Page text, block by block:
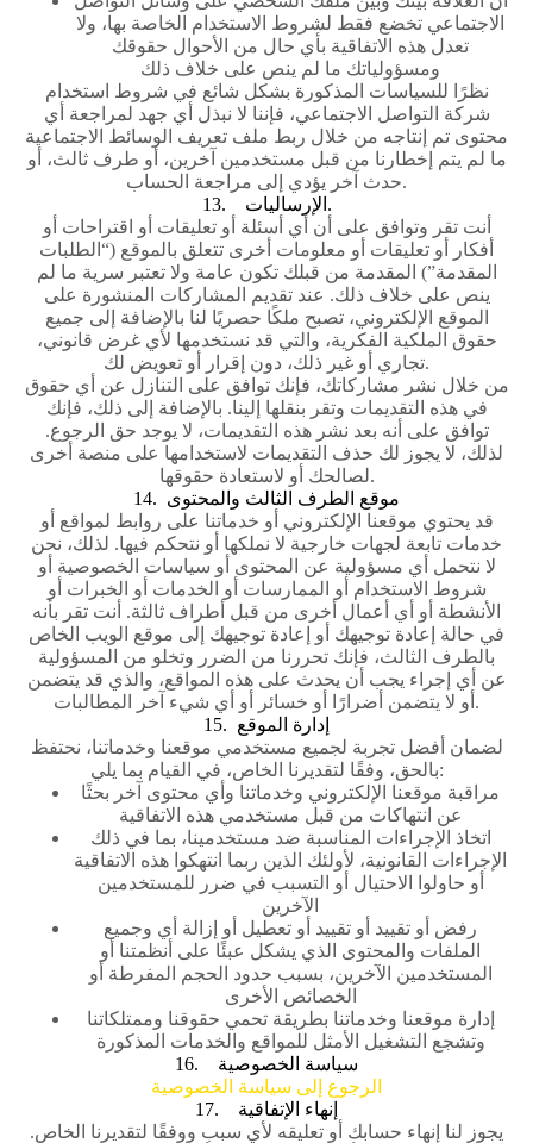
الاجتماعي تخضع فقط لشروط الاستخدام الخاصة بها، ولا
تعدل هذه الاتفاقية بأي حال من الأحوال حقوقك
ومسؤولياتك ما لم ينص على خلاف ذلك
نظرًا للسياسات المذكورة بشكل شائع في شروط استخدام
شركة التواصل الاجتماعي، فإننا لا نبذل أي جهد لمراجعة أي
محتوى تم إنتاجه من خلال ربط ملف تعريف الوسائط الاجتماعية
ما لم يتم إخطارنا من قبل مستخدمين آخرين، أو طرف ثالث، أو
حدث آخر يؤدي إلى مراجعة الحساب.
13. الإرساليات.
أنت تقر وتوافق على أن أي أسئلة أو تعليقات أو اقتراحات أو
أفكار أو تعليقات أو معلومات أخرى تتعلق بالموقع (“الطلبات
المقدمة”) المقدمة من قبلك تكون عامة ولا تعتبر سرية ما لم
ينص على خلاف ذلك. عند تقديم المشاركات المنشورة على
الموقع الإلكتروني، تصبح ملكًا حصريًا لنا بالإضافة إلى جميع
حقوق الملكية الفكرية، والتي قد نستخدمها لأي غرض قانوني،
تجاري أو غير ذلك، دون إقرار أو تعويض لك.
من خلال نشر مشاركاتك، فإنك توافق على التنازل عن أي حقوق
في هذه التقديمات وتقر بنقلها إلينا. بالإضافة إلى ذلك، فإنك
توافق على أنه بعد نشر هذه التقديمات، لا يوجد حق الرجوع.
لذلك، لا يجوز لك حذف التقديمات لاستخدامها على منصة أخرى
لصالحك أو لاستعادة حقوقها.
14. موقع الطرف الثالث والمحتوى
قد يحتوي موقعنا الإلكتروني أو خدماتنا على روابط لمواقع أو
خدمات تابعة لجهات خارجية لا نملكها أو نتحكم فيها. لذلك، نحن
لا نتحمل أي مسؤولية عن المحتوى أو سياسات الخصوصية أو
شروط الاستخدام أو الممارسات أو الخدمات أو الخبرات أو
الأنشطة أو أي أعمال أخرى من قبل أطراف ثالثة. أنت تقر بأنه
في حالة إعادة توجيهك أو إعادة توجيهك إلى موقع الويب الخاص
بالطرف الثالث، فإنك تحررنا من الضرر وتخلو من المسؤولية
عن أي إجراء يجب أن يحدث على هذه المواقع، والذي قد يتضمن
أو لا يتضمن أضرارًا أو خسائر أو أي شيء آخر المطالبات.
15. إدارة الموقع
لضمان أفضل تجربة لجميع مستخدمي موقعنا وخدماتنا، نحتفظ
بالحق، وفقًا لتقديرنا الخاص، في القيام بما يلي:
مراقبة موقعنا الإلكتروني وخدماتنا وأي محتوى آخر بحثًا
عن انتهاكات من قبل مستخدمي هذه الاتفاقية
اتخاذ الإجراءات المناسبة ضد مستخدمينا، بما في ذلك
الإجراءات القانونية، لأولئك الذين ربما انتهكوا هذه الاتفاقية
أو حاولوا الاحتيال أو التسبب في ضرر للمستخدمين
الآخرين
رفض أو تقييد أو تقييد أو تعطيل أو إزالة أي وجميع
الملفات والمحتوى الذي يشكل عبئًا على أنظمتنا أو
المستخدمين الآخرين، بسبب حدود الحجم المفرطة أو
الخصائص الأخرى
إدارة موقعنا وخدماتنا بطريقة تحمي حقوقنا وممتلكاتنا
وتشجع التشغيل الأمثل للمواقع والخدمات المذكورة
16. سياسة الخصوصية
الرجوع إلى سياسة الخصوصية
17. إنهاء الإتفاقية
يجوز لنا إنهاء حسابك أو تعليقه لأي سبب ووفقًا لتقديرنا الخاص.